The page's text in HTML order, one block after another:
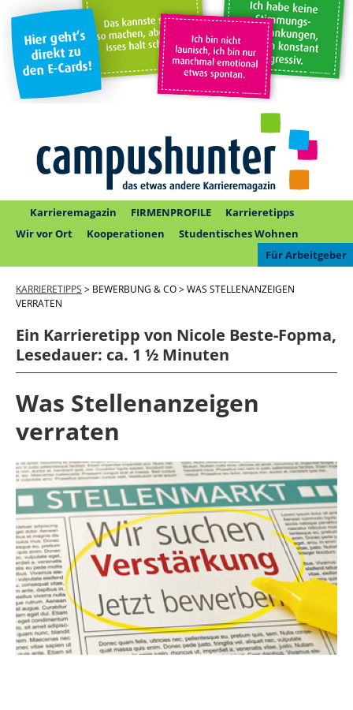
Karrieremagazin FIRMENPROFILE
Karrieretipps
Wir vor Ort
Kooperationen
Studentisches Wohnen
Für Arbeitgeber
KARRIERETIPPS > BEWERBUNG & CO > WAS STELLENANZEIGEN
VERRATEN
Ein Karrieretipp von Nicole Beste-Fopma,
Lesedauer: ca. 1 ½ Minuten
Was Stellenanzeigen
verraten